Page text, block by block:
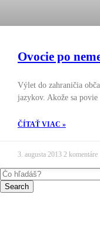
Ovocie po
Výlet do zahraničia
jazykov. Akože sa povie
ČÍTAŤ VIAC »
3. augusta 2013 2 komentáre
Search